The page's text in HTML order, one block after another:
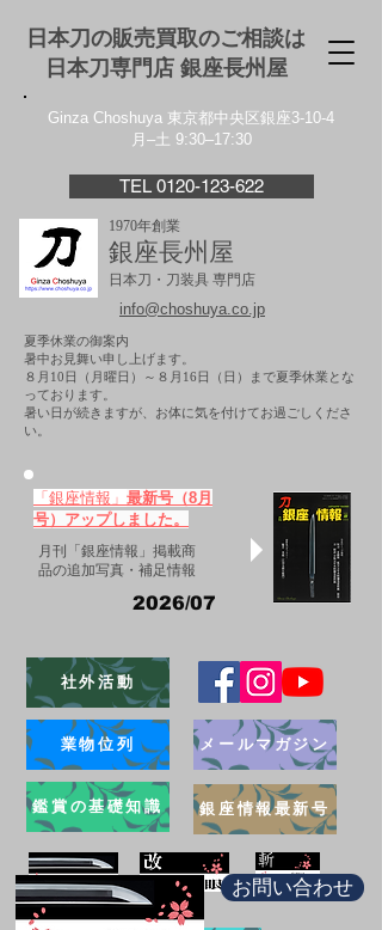
日本刀の販売買取のご相談は
日本刀専門店 銀座⻑州屋
Ginza Choshuya 東京都中央区銀座3-10-4
月–土 9:30–17:30
TEL 0120-123-622
1970年創業
銀座長州屋
日本刀・刀装具 専門店
info@choshuya.co.jp
夏季休業の御案内
暑中お見舞い申し上げます。
８月10日（月曜日）～８月16日（日）まで夏季休業とな
っております。
​暑い日が続きますが、お体に気を付けてお過ごしくださ
い。
「銀座情報」 最新号（8月
号）アップしました。
月刊「銀座情報」掲載商
品の追加写真・補足情報
2026/07
社外活動
業物位列
鑑賞の基礎知識
メールマガジン
銀座情報最新号
お問い合わせ